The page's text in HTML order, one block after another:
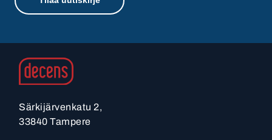
Särkijärvenkatu 2,
33840 Tampere